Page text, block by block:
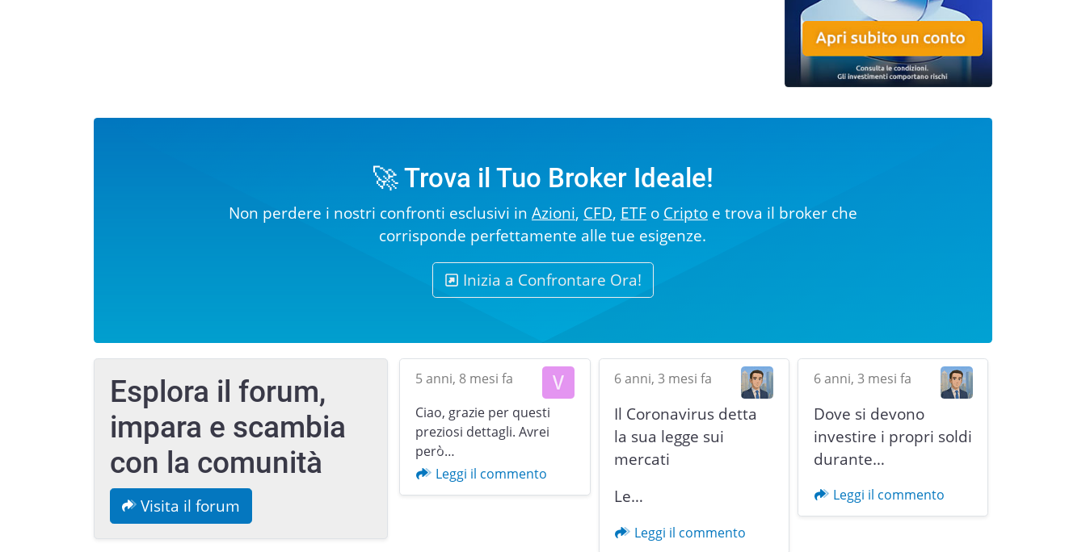
🚀 Trova il Tuo Broker Ideale!
Non perdere i nostri confronti esclusivi in Azioni, CFD, ETFo Criptoe trova il broker che
corrisponde perfettamente alle tue esigenze.
Inizia a Confrontare Ora!
Esplora il forum,
impara e scambia
con la comunità
Visita il forum
5 anni, 8 mesi fa
Ciao, grazie per questi
preziosi dettagli. Avrei
però…
Leggi il commento
6 anni, 3 mesi fa
Il Coronavirus detta
la sua legge sui
mercati
Le…
Leggi il commento
6 anni, 3 mesi fa
Dove si devono
investire i propri soldi
durante…
Leggi il commento
Previous